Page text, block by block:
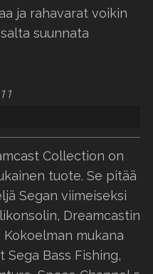
ja rahavarat voikin
suunnata
Collection on
tuote. Se pitää
Segan viimeiseksi
Dreamcastin
Kokoelman mukana
Bass Fishing,